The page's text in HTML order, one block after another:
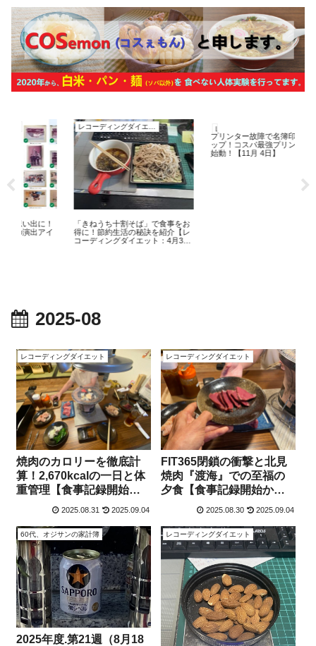
レコーディングダイエット
「きねうち十割そば」で食事をお
得に！節約生活の秘訣を紹介【レ
コーディングダイエット：4月3
レコーディングダイエット
プリンター故障で名簿印刷がスト
ップ！コスパ最強プリンターで再
始動！【11月 4日】
2025-08
レコーディングダイエット
焼肉のカロリーを徹底計
算！2,670kcalの一日と体
重管理【食事記録開始か
ら、4年7ヵ月9日】
2025.08.31 2025.09.04
レコーディングダイエット
FIT365閉鎖の衝撃と北見
焼肉『渡海』での至福の
夕食【食事記録開始か
ら、4年7ヵ月8日】
2025.08.30 2025.09.04
60代、オジサンの家計簿
2025年度.第21週（8月18
レコーディングダイエット